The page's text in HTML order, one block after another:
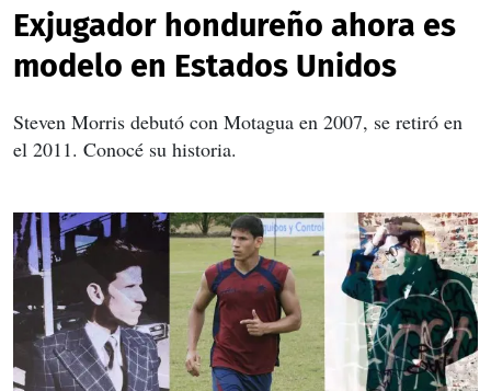
Exjugador hondureño ahora es
modelo en Estados Unidos
Steven Morris debutó con Motagua en 2007, se retiró en
el 2011. Conocé su historia.